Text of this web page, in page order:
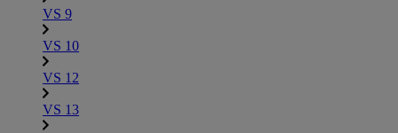
VS 9
VS 10
VS 12
VS 13